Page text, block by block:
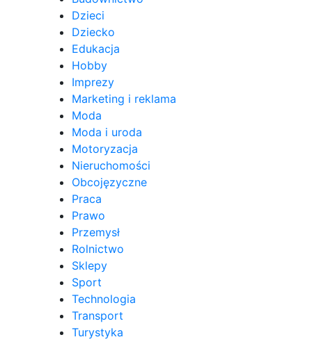
Dzieci
Dziecko
Edukacja
Hobby
Imprezy
Marketing i reklama
Moda
Moda i uroda
Motoryzacja
Nieruchomości
Obcojęzyczne
Praca
Prawo
Przemysł
Rolnictwo
Sklepy
Sport
Technologia
Transport
Turystyka